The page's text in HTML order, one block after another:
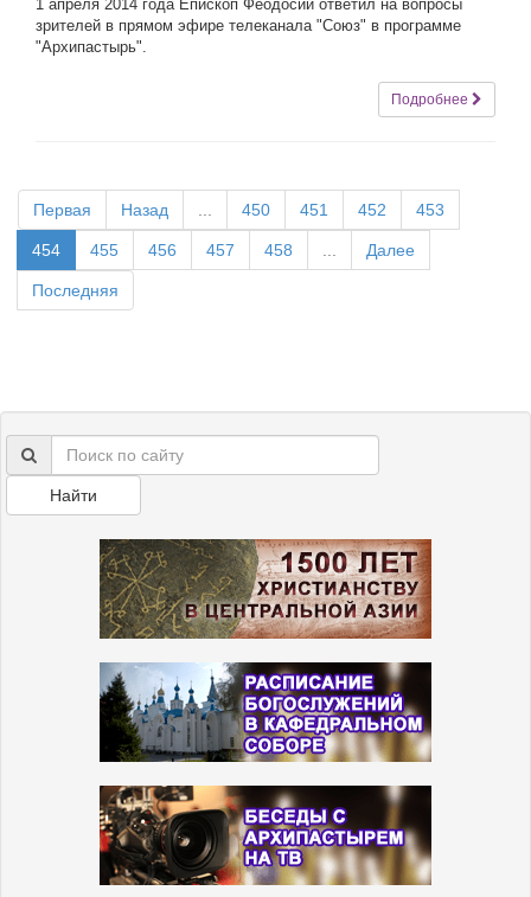
1 апреля 2014 года Епископ Феодосий ответил на вопросы
зрителей в прямом эфире телеканала "Союз" в программе
"Архипастырь".
Подробнее
Первая Назад 450 451 452 453
454 455 456 457 458 Далее
Последняя
Найти